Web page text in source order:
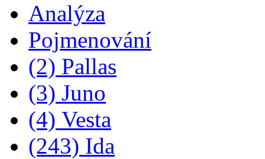
Analýza
Pojmenování
(2) Pallas
(3) Juno
(4) Vesta
(243) Ida